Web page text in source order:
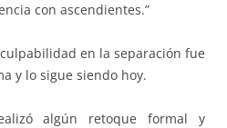
con ascendientes.”
en la separación fue
y lo sigue siendo hoy.
algún retoque formal y